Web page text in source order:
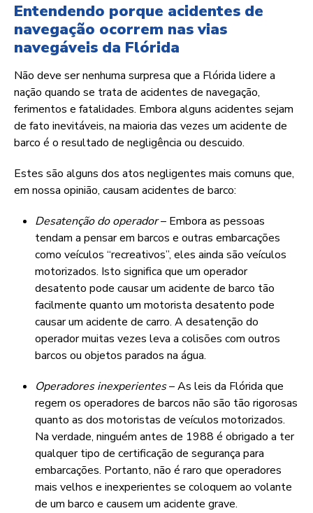
Entendendo porque acidentes de
navegação ocorrem nas vias
navegáveis da Flórida
Não deve ser nenhuma surpresa que a Flórida lidere a
nação quando se trata de acidentes de navegação,
ferimentos e fatalidades. Embora alguns acidentes sejam
de fato inevitáveis, na maioria das vezes um acidente de
barco é o resultado de negligência ou descuido.
Estes são alguns dos atos negligentes mais comuns que,
em nossa opinião, causam acidentes de barco:
Desatenção do operador– Embora as pessoas
tendam a pensar em barcos e outras embarcações
como veículos “recreativos”, eles ainda são veículos
motorizados. Isto significa que um operador
desatento pode causar um acidente de barco tão
facilmente quanto um motorista desatento pode
causar um acidente de carro. A desatenção do
operador muitas vezes leva a colisões com outros
barcos ou objetos parados na água.
Operadores inexperientes– As leis da Flórida que
regem os operadores de barcos não são tão rigorosas
quanto as dos motoristas de veículos motorizados.
Na verdade, ninguém antes de 1988 é obrigado a ter
qualquer tipo de certificação de segurança para
embarcações. Portanto, não é raro que operadores
mais velhos e inexperientes se coloquem ao volante
de um barco e causem um acidente grave.